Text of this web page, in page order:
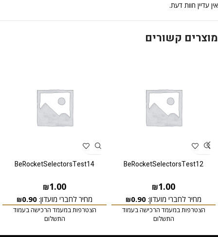
אין עדיין חוות דעת.
מוצרים קשורים
BeRocketSelectorsTest12
₪1.00
מחיר לחברי מועדון: ₪0.90
הצטרפות במעמד הרכישה בעמוד
התשלום
BeRocketSelectorsTest14
₪1.00
מחיר לחברי מועדון: ₪0.90
הצטרפות במעמד הרכישה בעמוד
התשלום